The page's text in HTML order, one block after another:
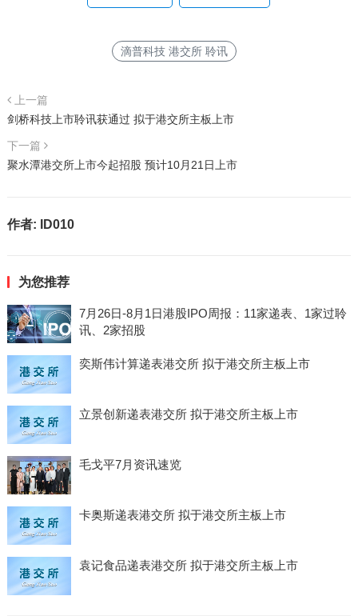
滴普科技 港交所 聆讯
上一篇
剑桥科技上市聆讯获通过 拟于港交所主板上市
下一篇
聚水潭港交所上市今起招股 预计10月21日上市
作者: ID010
为您推荐
7月26日-8月1日港股IPO周报：11家递表、1家过聆
讯、2家招股
奕斯伟计算递表港交所 拟于港交所主板上市
立景创新递表港交所 拟于港交所主板上市
毛戈平7月资讯速览
卡奥斯递表港交所 拟于港交所主板上市
袁记食品递表港交所 拟于港交所主板上市